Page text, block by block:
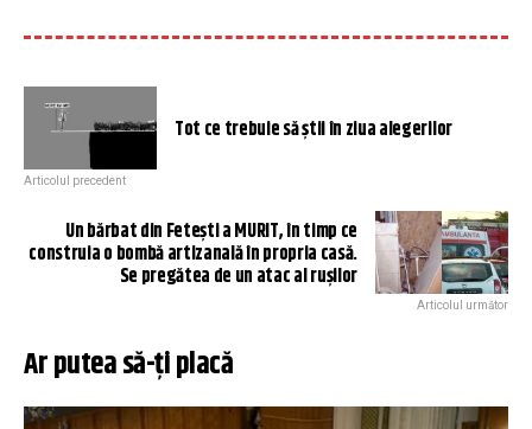
Tot ce trebuie să știi în ziua alegerilor
Articolul precedent
Un bărbat din Fetești a MURIT, în timp ce
construia o bombă artizanală în propria casă.
Se pregătea de un atac al rușilor
Articolul următor
Ar putea să-ți placă